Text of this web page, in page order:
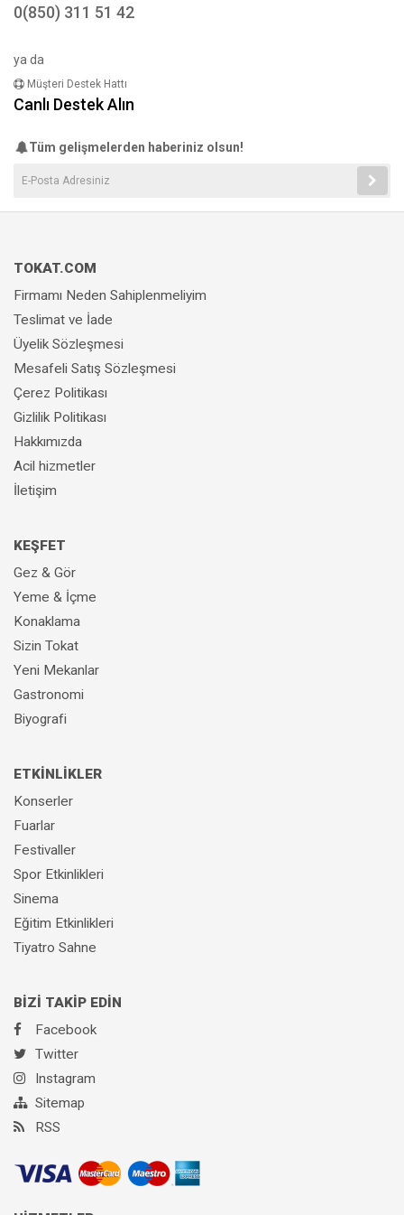
0(850) 311 51 42
ya da
Müşteri Destek Hattı
Canlı Destek Alın
Tüm gelişmelerden haberiniz olsun!
TOKAT.COM
Firmamı Neden Sahiplenmeliyim
Teslimat ve İade
Üyelik Sözleşmesi
Mesafeli Satış Sözleşmesi
Çerez Politikası
Gizlilik Politikası
Hakkımızda
Acil hizmetler
İletişim
KEŞFET
Gez & Gör
Yeme & İçme
Konaklama
Sizin Tokat
Yeni Mekanlar
Gastronomi
Biyografi
ETKİNLİKLER
Konserler
Fuarlar
Festivaller
Spor Etkinlikleri
Sinema
Eğitim Etkinlikleri
Tiyatro Sahne
BİZİ TAKİP EDİN
Facebook
Twitter
Instagram
Sitemap
RSS